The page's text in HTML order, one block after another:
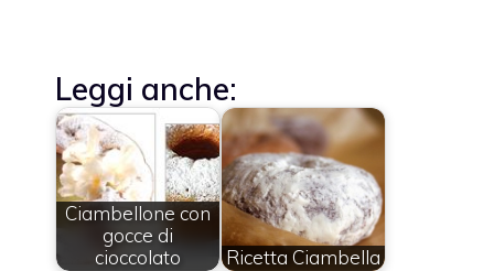
Leggi anche:
Ciambellone con
gocce di
cioccolato
Ricetta Ciambella